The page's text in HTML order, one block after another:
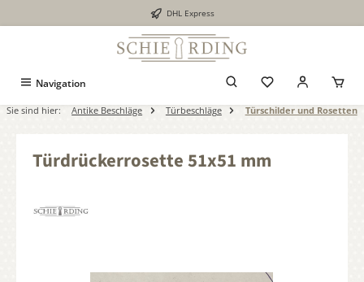
DHL Express
Navigation
Sie sind hier: Antike Beschläge Türbeschläge Türschilder und Rosetten
Türdrückerrosette 51x51 mm